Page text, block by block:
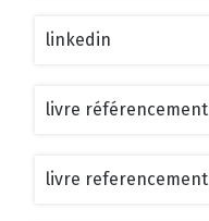
linkedin
livre référencement
livre referencement